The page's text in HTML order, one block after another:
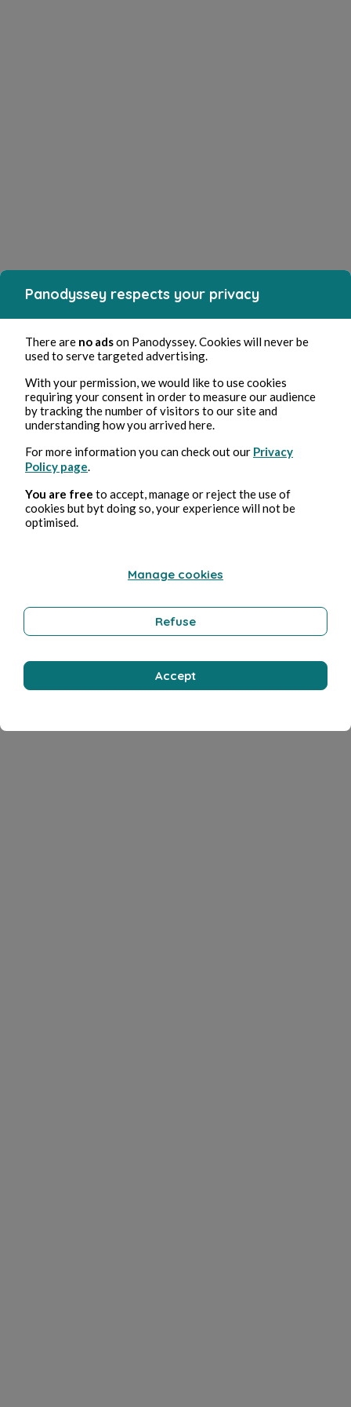
Panodyssey respects your privacy
There are no adson Panodyssey. Cookies will never be
used to serve targeted advertising.
With your permission, we would like to use cookies
requiring your consent in order to measure our audience
by tracking the number of visitors to our site and
understanding how you arrived here.
For more information you can check out our Privacy
Policy page.
You are free to accept, manage or reject the use of
cookies but byt doing so, your experience will not be
optimised.
Manage cookies
Refuse
Accept